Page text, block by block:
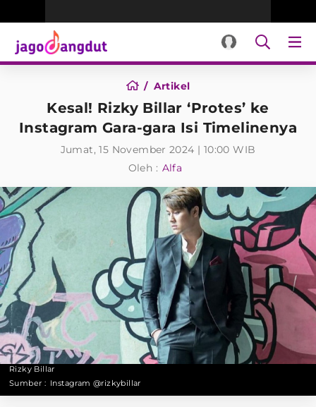
Artikel
Kesal! Rizky Billar ‘Protes’ ke
Instagram Gara-gara Isi Timelinenya
Jumat, 15 November 2024 | 10:00 WIB
Oleh : Alfa
Rizky Billar
Sumber : Instagram @rizkybillar